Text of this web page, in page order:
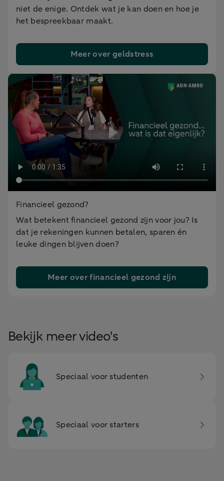
niet de enige. Ontdek wat je kan doen en hoe je
het bespreekbaar maakt.
Meer over geldstress
Financieel gezond?
Wat betekent financieel gezond zijn voor jou? Is
dat je rekeningen kunnen betalen, sparen én
leuke dingen blijven doen?
Meer over financieel gezond zijn
Bekijk meer video's
Speciaal voor studenten
Speciaal voor starters